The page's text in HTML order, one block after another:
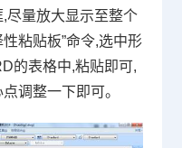
,尽量放大显示至整个
性粘贴板”命令,选中形
的表格中,粘贴即可 ,
调整一下即可。